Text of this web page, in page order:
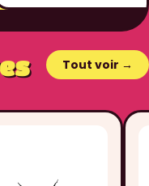
Tout voir →